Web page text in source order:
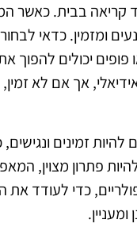
קריאה בבית. כאשר
ומזמין. כדאי
יכולים להפוך
אך אם לא
זמינים
פתרון מצוין,
כדי לעודד